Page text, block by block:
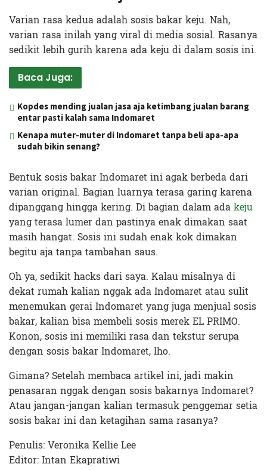
Varian rasa kedua adalah sosis bakar keju. Nah,
varian rasa inilah yang viral di media sosial. Rasanya
sedikit lebih gurih karena ada keju di dalam sosis ini.
Baca Juga:
Kopdes mending jualan jasa aja ketimbang jualan barang
entar pasti kalah sama Indomaret
Kenapa muter-muter di Indomaret tanpa beli apa-apa
sudah bikin senang?
Bentuk sosis bakar Indomaret ini agak berbeda dari
varian original. Bagian luarnya terasa garing karena
dipanggang hingga kering. Di bagian dalam adakeju
yang terasa lumer dan pastinya enak dimakan saat
masih hangat. Sosis ini sudah enak kok dimakan
begitu aja tanpa tambahan saus.
Oh ya, sedikit hacks dari saya. Kalau misalnya di
dekat rumah kalian nggak ada Indomaret atau sulit
menemukan gerai Indomaret yang juga menjual sosis
bakar, kalian bisa membeli sosis merek EL PRIMO.
Konon, sosis ini memiliki rasa dan tekstur serupa
dengan sosis bakar Indomaret, lho.
Gimana? Setelah membaca artikel ini, jadi makin
penasaran nggak dengan sosis bakarnya Indomaret?
Atau jangan-jangan kalian termasuk penggemar setia
sosis bakar ini dan ketagihan sama rasanya?
Penulis: Veronika Kellie Lee
Editor: Intan Ekapratiwi